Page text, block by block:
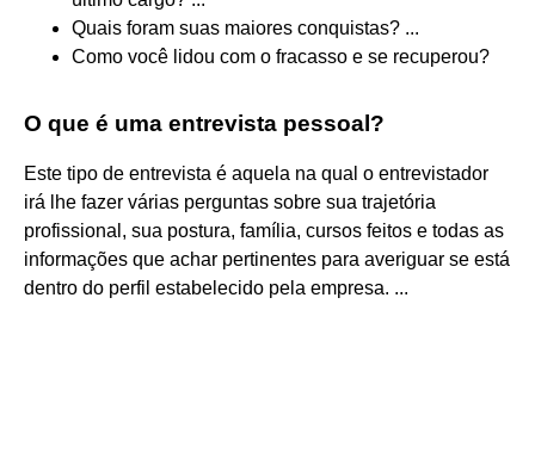
Quais foram suas maiores conquistas? ...
Como você lidou com o fracasso e se recuperou?
O que é uma entrevista pessoal?
Este tipo de entrevista é aquela na qual o entrevistador
irá lhe fazer várias perguntas sobre sua trajetória
profissional, sua postura, família, cursos feitos e todas as
informações que achar pertinentes para averiguar se está
dentro do perfil estabelecido pela empresa. ...